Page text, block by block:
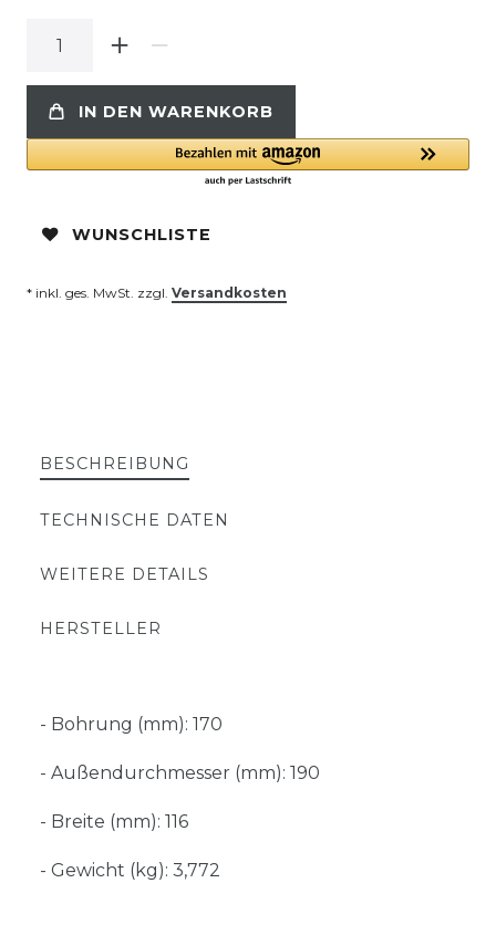
IN DEN WARENKORB
WUNSCHLISTE
* inkl. ges. MwSt. zzgl. Versandkosten
BESCHREIBUNG
TECHNISCHE DATEN
WEITERE DETAILS
HERSTELLER
- Bohrung (mm): 170
- Außendurchmesser (mm): 190
- Breite (mm): 116
- Gewicht (kg): 3,772